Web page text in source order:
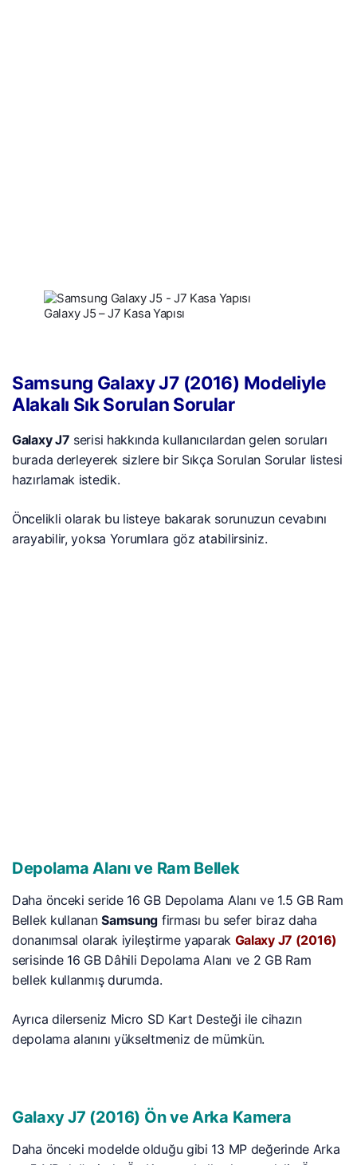
Galaxy J5 – J7 Kasa Yapısı
Samsung Galaxy J7 (2016) Modeliyle
Alakalı Sık Sorulan Sorular
Galaxy J7 serisi hakkında kullanıcılardan gelen soruları
burada derleyerek sizlere bir Sıkça Sorulan Sorular listesi
hazırlamak istedik.
Öncelikli olarak bu listeye bakarak sorunuzun cevabını
arayabilir, yoksa Yorumlara göz atabilirsiniz.
Depolama Alanı ve Ram Bellek
Daha önceki seride 16 GB Depolama Alanı ve 1.5 GB Ram
Bellek kullananSamsung firması bu sefer biraz daha
donanımsal olarak iyileştirme yaparak Galaxy J7 (2016)
serisinde 16 GB Dâhili Depolama Alanı ve 2 GB Ram
bellek kullanmış durumda.
Ayrıca dilerseniz Micro SD Kart Desteği ile cihazın
depolama alanını yükseltmeniz de mümkün.
Galaxy J7 (2016) Ön ve Arka Kamera
Daha önceki modelde olduğu gibi 13 MP değerinde Arka